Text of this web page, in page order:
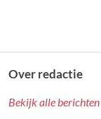
Over redactie
Bekijk alle